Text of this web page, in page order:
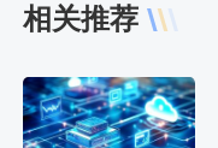
相关推荐